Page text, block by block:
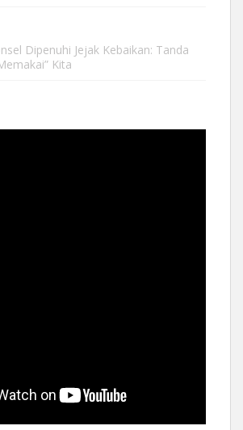
Dipenuhi Jejak Kebaikan: Tanda
Kita